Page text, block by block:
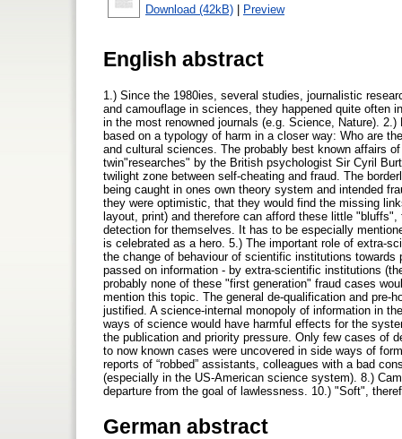
Download (42kB) | Preview
English abstract
1.) Since the 1980ies, several studies, journalistic
and camouflage in sciences, they happened quite often
in the most renowned journals (e.g. Science, Nature).
based on a typology of harm in a closer way: Who are
and cultural sciences. The probably best known affairs
twin"researches" by the British psychologist Sir Cyril
twilight zone between self-cheating and fraud. The
being caught in ones own theory system and intended
they were optimistic, that they would find the missing
layout, print) and therefore can afford these little
detection for themselves. It has to be especially
is celebrated as a hero. 5.) The important role of extra-
the change of behaviour of scientific institutions
passed on information - by extra-scientific institutions
probably none of these "first generation" fraud cases
mention this topic. The general de-qualification and pre-
justified. A science-internal monopoly of information in
ways of science would have harmful effects for the
the publication and priority pressure. Only few cases of
to now known cases were uncovered in side ways of
reports of “robbed” assistants, colleagues with a bad
(especially in the US-American science system). 8.)
departure from the goal of lawlessness. 10.) "Soft",
German abstract